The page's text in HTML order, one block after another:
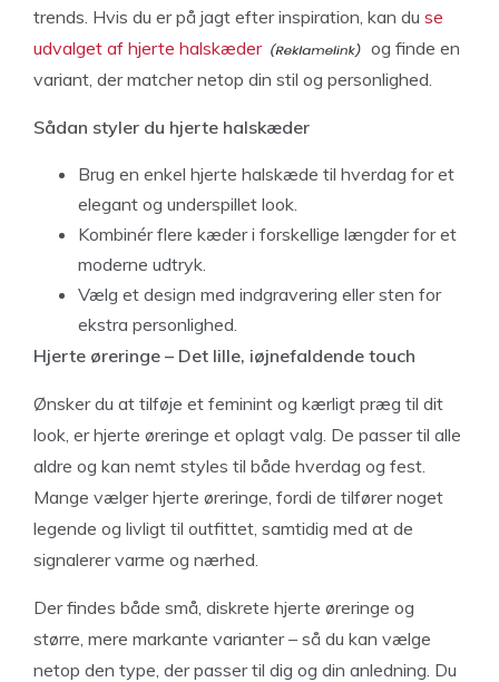
trends. Hvis du er på jagt efter inspiration, kan du se
udvalget af hjerte halskæder
og finde en
variant, der matcher netop din stil og personlighed.
Sådan styler du hjerte halskæder
Brug en enkel hjerte halskæde til hverdag for et
elegant og underspillet look.
Kombinér flere kæder i forskellige længder for et
moderne udtryk.
Vælg et design med indgravering eller sten for
ekstra personlighed.
Hjerte øreringe – Det lille, iøjnefaldende touch
Ønsker du at tilføje et feminint og kærligt præg til dit
look, er hjerte øreringe et oplagt valg. De passer til alle
aldre og kan nemt styles til både hverdag og fest.
Mange vælger hjerte øreringe, fordi de tilfører noget
legende og livligt til outfittet, samtidig med at de
signalerer varme og nærhed.
Der findes både små, diskrete hjerte øreringe og
større, mere markante varianter – så du kan vælge
netop den type, der passer til dig og din anledning. Du